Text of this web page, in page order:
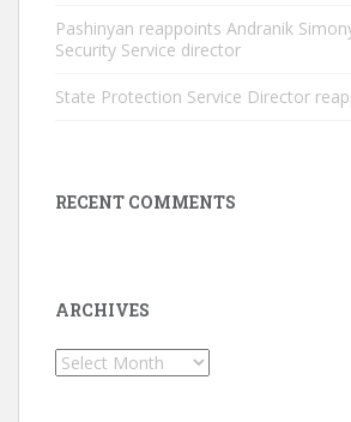
Pashinyan reappoints Andranik
Security Service director
State Protection Service Director
RECENT COMMENTS
ARCHIVES
Archives